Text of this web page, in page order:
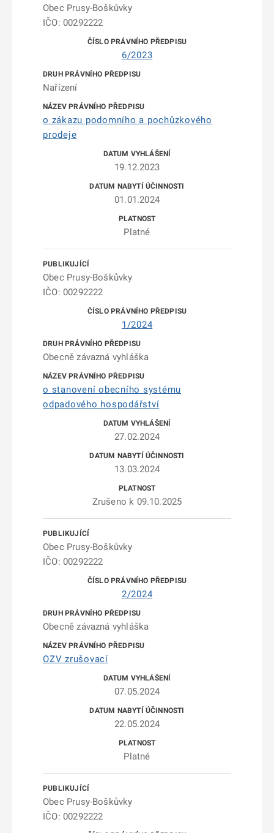
Obec Prusy-Boškůvky
IČO: 00292222
6/2023
Nařízení
o zákazu podomního a pochůzkového
prodeje
19.12.2023
01.01.2024
Platné
Obec Prusy-Boškůvky
IČO: 00292222
1/2024
Obecně závazná vyhláška
o stanovení obecního systému
odpadového hospodářství
27.02.2024
13.03.2024
Zrušeno k 09.10.2025
Obec Prusy-Boškůvky
IČO: 00292222
2/2024
Obecně závazná vyhláška
OZV zrušovací
07.05.2024
22.05.2024
Platné
Obec Prusy-Boškůvky
IČO: 00292222